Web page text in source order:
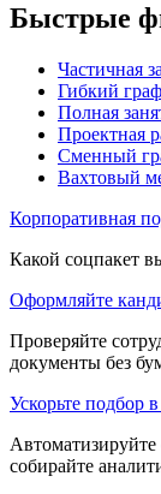
Быстрые
Частичная
Гибкий
Полная
Проектная
Сменный
Вахтовый
Корпоративная
Какой соцпакет
Оформляйте
Проверяйте
документы без
Ускорьте подбор
Автоматизируйте
собирайте